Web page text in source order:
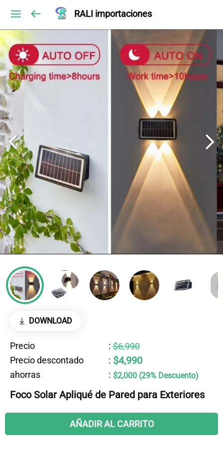
RALI importaciones
DOWNLOAD
Precio : $6,990
Precio descontado
: $4,990
ahorras : $2,000 (29% Descuento)
Foco Solar Apliqué de Pared para Exteriores
AÑADIR AL CARRITO